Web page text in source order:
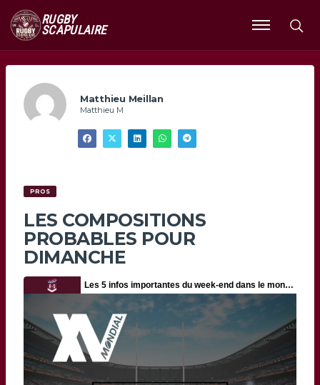
RUGBY
SCAPULAIRE
Ouvrir
le
Matthieu Meillan
Matthieu M
PROS
LES COMPOSITIONS
PROBABLES POUR
DIMANCHE